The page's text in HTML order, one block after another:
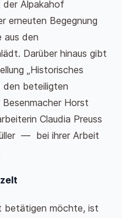
der Alpakahof
erneuten Begegnung
aus den
Darüber hinaus gibt
„Historisches
den beteiligten
Horst
Claudia Preuss
— bei ihrer Arbeit
betätigen möchte, ist